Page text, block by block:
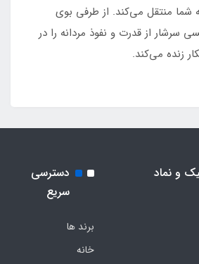
شما منتقل می‌کند. از طرفی بوی
سرشار از قدرت و نفوذ مردانه را در
زنده می‌کند.
و نماد
دسترسی
سریع
برند ها
خانه